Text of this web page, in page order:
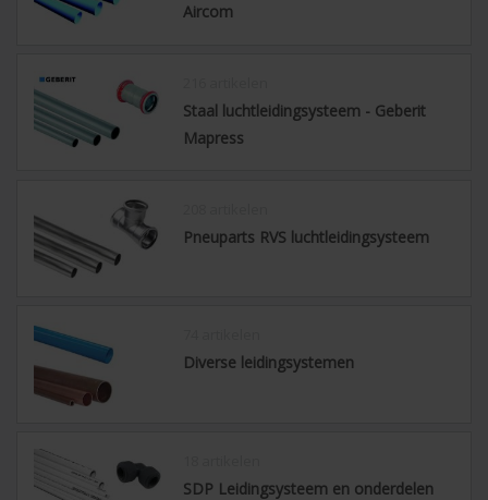
Aircom
Staal luchtleidingsysteem - Geberit
Mapress
Pneuparts RVS luchtleidingsysteem
Diverse leidingsystemen
SDP Leidingsysteem en onderdelen